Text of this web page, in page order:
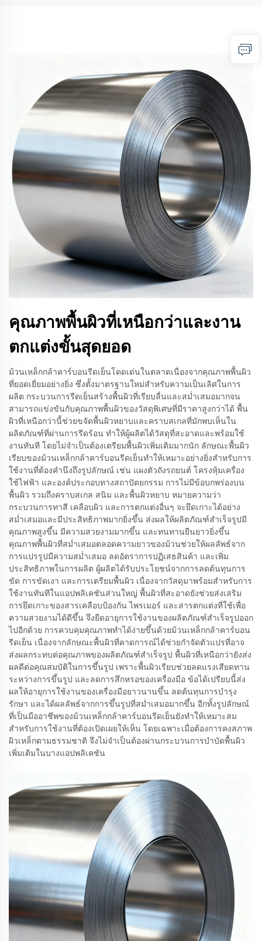
คุณภาพพื้นผิวที่เหนือกว่าและงาน
ตกแต่งขั้นสุดยอด
ม้วนเหล็กกล้าคาร์บอนรีดเย็นโดดเด่นในตลาดเนื่องจากคุณภาพพื้นผิว
ที่ยอดเยี่ยมอย่างยิ่ง ซึ่งตั้งมาตรฐานใหม่สำหรับความเป็นเลิศในการ
ผลิต กระบวนการรีดเย็นสร้างพื้นผิวที่เรียบลื่นและสม่ำเสมอมากจน
สามารถแข่งขันกับคุณภาพพื้นผิวของวัสดุพิเศษที่มีราคาสูงกว่าได้ พื้น
ผิวที่เหนือกว่านี้ช่วยขจัดพื้นผิวหยาบและคราบสเกลที่มักพบเห็นใน
ผลิตภัณฑ์ที่ผ่านการรีดร้อน ทำให้ผู้ผลิตได้วัสดุที่สะอาดและพร้อมใช้
งานทันที โดยไม่จำเป็นต้องเตรียมพื้นผิวเพิ่มเติมมากนัก ลักษณะพื้นผิว
เรียบของม้วนเหล็กกล้าคาร์บอนรีดเย็นทำให้เหมาะอย่างยิ่งสำหรับการ
ใช้งานที่ต้องคำนึงถึงรูปลักษณ์ เช่น แผงตัวถังรถยนต์ โครงหุ้มเครื่อง
ใช้ไฟฟ้า และองค์ประกอบทางสถาปัตยกรรม การไม่มีข้อบกพร่องบน
พื้นผิว รวมถึงคราบสเกล สนิม และพื้นผิวหยาบ หมายความว่า
กระบวนการทาสี เคลือบผิว และการตกแต่งอื่นๆ จะยึดเกาะได้อย่าง
สม่ำเสมอและมีประสิทธิภาพมากยิ่งขึ้น ส่งผลให้ผลิตภัณฑ์สำเร็จรูปมี
คุณภาพสูงขึ้น มีความสวยงามมากขึ้น และทนทานยืนยาวยิ่งขึ้น
คุณภาพพื้นผิวที่สม่ำเสมอตลอดความยาวของม้วนช่วยให้ผลลัพธ์จาก
การแปรรูปมีความสม่ำเสมอ ลดอัตราการปฏิเสธสินค้า และเพิ่ม
ประสิทธิภาพในการผลิต ผู้ผลิตได้รับประโยชน์จากการลดต้นทุนการ
ขัด การขัดเงา และการเตรียมพื้นผิว เนื่องจากวัสดุมาพร้อมสำหรับการ
ใช้งานทันทีในแอปพลิเคชันส่วนใหญ่ พื้นผิวที่สะอาดยังช่วยส่งเสริม
การยึดเกาะของสารเคลือบป้องกัน ไพรเมอร์ และสารตกแต่งที่ใช้เพื่อ
ความสวยงามได้ดีขึ้น จึงยืดอายุการใช้งานของผลิตภัณฑ์สำเร็จรูปออก
ไปอีกด้วย การควบคุมคุณภาพทำได้ง่ายขึ้นด้วยม้วนเหล็กกล้าคาร์บอน
รีดเย็น เนื่องจากลักษณะพื้นผิวที่คาดการณ์ได้ช่วยกำจัดตัวแปรที่อาจ
ส่งผลกระทบต่อคุณภาพของผลิตภัณฑ์สำเร็จรูป พื้นผิวที่เหนือกว่ายังส่ง
ผลดีต่อคุณสมบัติในการขึ้นรูป เพราะพื้นผิวเรียบช่วยลดแรงเสียดทาน
ระหว่างการขึ้นรูป และลดการสึกหรอของเครื่องมือ ข้อได้เปรียบนี้ส่ง
ผลให้อายุการใช้งานของเครื่องมือยาวนานขึ้น ลดต้นทุนการบำรุง
รักษา และได้ผลลัพธ์จากการขึ้นรูปที่สม่ำเสมอมากขึ้น อีกทั้งรูปลักษณ์
ที่เป็นมืออาชีพของม้วนเหล็กกล้าคาร์บอนรีดเย็นยังทำให้เหมาะสม
สำหรับการใช้งานที่ต้องเปิดเผยให้เห็น โดยเฉพาะเมื่อต้องการคงสภาพ
ผิวเหล็กตามธรรมชาติ จึงไม่จำเป็นต้องผ่านกระบวนการบำบัดพื้นผิว
เพิ่มเติมในบางแอปพลิเคชัน